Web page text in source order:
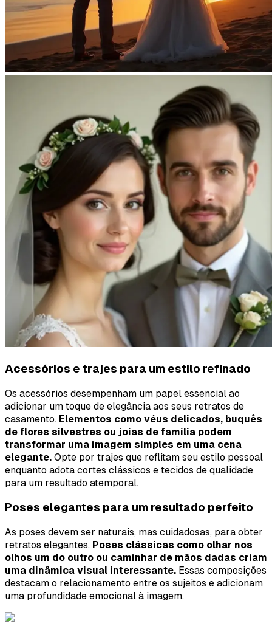
Acessórios e trajes para um estilo refinado
Os acessórios desempenham um papel essencial ao
adicionar um toque de elegância aos seus retratos de
casamento. Elementos como véus delicados, buquês
de flores silvestres ou joias de família podem
transformar uma imagem simples em uma cena
elegante. Opte por trajes que reflitam seu estilo pessoal
enquanto adota cortes clássicos e tecidos de qualidade
para um resultado atemporal.
Poses elegantes para um resultado perfeito
As poses devem ser naturais, mas cuidadosas, para obter
retratos elegantes. Poses clássicas como olhar nos
olhos um do outro ou caminhar de mãos dadas criam
uma dinâmica visual interessante. Essas composições
destacam o relacionamento entre os sujeitos e adicionam
uma profundidade emocional à imagem.